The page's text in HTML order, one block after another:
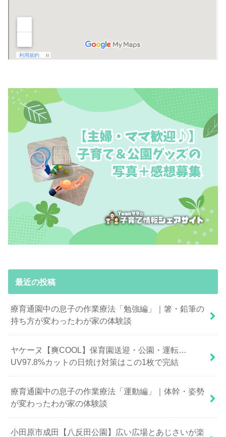
最近の投稿
療育通園中の息子の作業療法「勉強編」｜箸・鉛筆の
持ち方が変わったわが家の体験談
ヤケーヌ【爽COOL】保育園送迎・公園・運転…
UV97.8%カットの日焼け対策はこの1枚で完結
療育通園中の息子の作業療法「運動編」｜体幹・姿勢
が変わったわが家の体験談
小田原市成田【八反田公園】広い広場とあじさいが楽